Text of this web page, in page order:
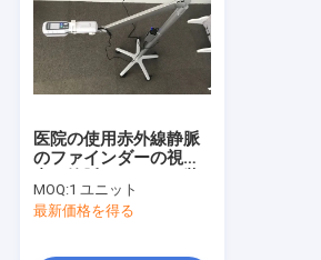
医院の使用赤外線静脈
のファインダーの視聴
置管イメージ投射
MOQ:1 ユニット
最新価格を得る